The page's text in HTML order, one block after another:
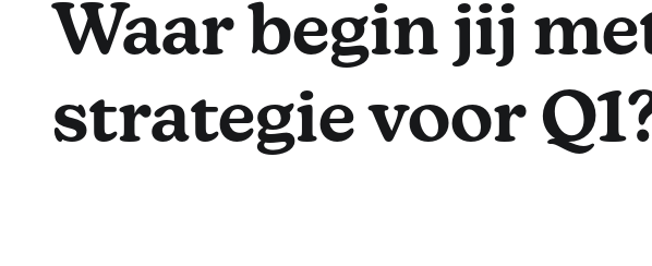
Waar begin jij
strategie voor